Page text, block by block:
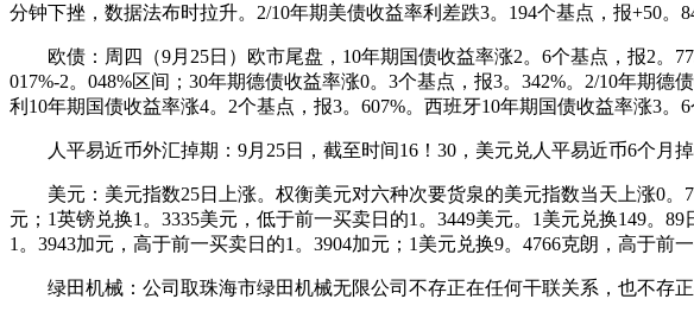
分钟下挫，数据法布时拉升。2/10年期美债收益率利差跌3。194个基点，报+50。
欧债：周四（9月25日）欧市尾盘，10年期国债收益率涨2。6个基点，报2。
017%-2。048%区间；30年期德债收益率涨0。3个基点，报3。342%。2/10年期
利10年期国债收益率涨4。2个基点，报3。607%。西班牙10年期国债收益率涨3。
人平易近币外汇掉期：9月25日，截至时间16！30，美元兑人平易近币6个月掉
美元：美元指数25日上涨。权衡美元对六种次要货泉的美元指数当天上涨0。
元；1英镑兑换1。3335美元，低于前一买卖日的1。3449美元。1美元兑换149。
1。3943加元，高于前一买卖日的1。3904加元；1美元兑换9。4766克朗，高于前一
绿田机械：公司取珠海市绿田机械无限公司不存正在任何干联关系，也不存正